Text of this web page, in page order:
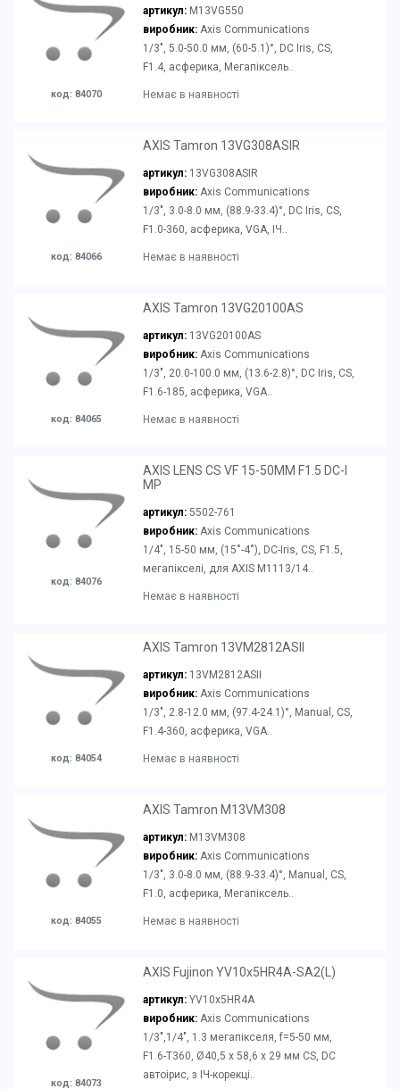
код: 84070
артикул: M13VG550
виробник:Axis Communications
1/3", 5.0-50.0 мм, (60-5.1)°, DC Iris, CS,
F1.4, асферика, Мегапіксель..
Немає в наявності
код: 84066
AXIS Tamron 13VG308ASIR
артикул: 13VG308ASIR
виробник:Axis Communications
1/3", 3.0-8.0 мм, (88.9-33.4)°, DC Iris, CS,
F1.0-360, асферика, VGA, ІЧ..
Немає в наявності
код: 84065
AXIS Tamron 13VG20100AS
артикул: 13VG20100AS
виробник:Axis Communications
1/3", 20.0-100.0 мм, (13.6-2.8)°, DC Iris, CS,
F1.6-185, асферика, VGA..
Немає в наявності
код: 84076
AXIS LENS CS VF 15-50MM F1.5 DC-I
MP
артикул: 5502-761
виробник:Axis Communications
1/4", 15-50 мм, (15˚-4˚), DC-Iris, CS, F1.5,
мегапікселі, для AXIS M1113/14..
Немає в наявності
код: 84054
AXIS Tamron 13VM2812ASII
артикул: 13VM2812ASII
виробник:Axis Communications
1/3", 2.8-12.0 мм, (97.4-24.1)°, Manual, CS,
F1.4-360, асферика, VGA..
Немає в наявності
код: 84055
AXIS Tamron M13VM308
артикул: M13VM308
виробник:Axis Communications
1/3", 3.0-8.0 мм, (88.9-33.4)°, Manual, CS,
F1.0, асферика, Мегапіксель..
Немає в наявності
код: 84073
AXIS Fujinon YV10x5HR4A-SA2(L)
артикул: YV10x5HR4A
виробник:Axis Communications
1/3",1/4", 1.3 мегапікселя, f=5-50 мм,
F1.6-T360, Ø40,5 х 58,6 x 29 мм CS, DC
автоірис, з ІЧ-корекці..